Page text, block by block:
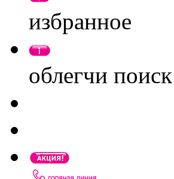
избранное
облегчи поиск